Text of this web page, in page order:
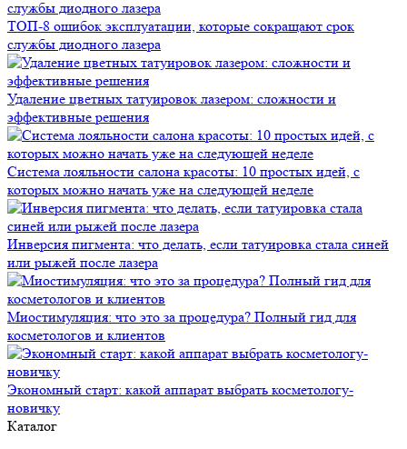
ТОП-8 ошибок эксплуатации, которые сокращают срок
службы диодного лазера
Удаление цветных татуировок лазером: сложности и
эффективные решения
Система лояльности салона красоты: 10 простых идей, с
которых можно начать уже на следующей неделе
Инверсия пигмента: что делать, если татуировка стала синей
или рыжей после лазера
Миостимуляция: что это за процедура? Полный гид для
косметологов и клиентов
Экономный старт: какой аппарат выбрать косметологу-
новичку
Каталог